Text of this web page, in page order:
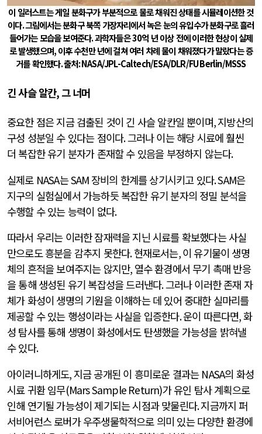
이 일러스트는 게일 분화구가 부분적으로 물로 채워진 상태를 시뮬레이션한 것
이다.그림에서는 분화구 북쪽 가장자리에서 녹은 눈의 유입수가 분화구로 흘러
들어가는 모습을 보여준다.과학자들은30억 년 이상 전에 이러한 현상이 실제
로 발생했으며,이후 수천만 년에 걸쳐 여러 차례 물이 채워졌다가 말랐다는 증
거를 확인했다.출처: NASA/JPL-Caltech/ESA/DLR/FU Berlin/MSSS
긴 사슬 알칸, 그 너머
중요한 점은 지금 검출된 것이 긴 사슬 알칸일 뿐이며,지방산의
구성 성분일 수 있다는 점이다.그러나 이는 해당 시료에 훨씬
더 복잡한 유기 분자가 존재할 수 있음을 부정하지 않는다.
실제로 NASA는SAM 장비의 한계를 상기시키고 있다. SAM은
지구의 실험실에서 가능하듯 복잡한 유기 분자의 정밀 분석을
수행할 수 있는 능력이 없다.
따라서 우리는 이러한 잠재력을 지닌 시료를 확보했다는 사실
만으로도 흥분을 감추지 못한다.현재로서는,이 유기물이 생명
체의 흔적을 보여주지는 않지만, 열수 환경에서 무기 촉매 반응
을 통해 생성된 유기 복잡성을 드러낸다.그러나 이러한 존재 자
체가 화성이 생명의 기원을 이해하는 데 있어 중대한 실마리를
제공할 수 있는 행성이라는 사실을 입증한다.운이 따른다면,화
성 탐사를 통해 생명이 화성에서도 탄생했을 가능성을 밝혀낼
수 있다.
아이러니하게도, 지금 공개된 이 흥미로운 결과는 NASA의 화성
시료 귀환 임무(Mars Sample Return)가 유인 탐사 계획으로
인해 연기될 가능성이 제기되는 시점과 맞물린다.지금까지 퍼
서비어런스 로버가 우주생물학적으로 의미 있는 다양한 환경에